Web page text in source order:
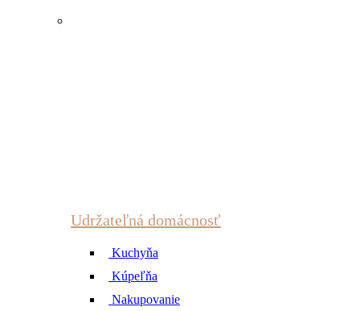
Udržateľná domácnosť
Kuchyňa
Kúpeľňa
Nakupovanie